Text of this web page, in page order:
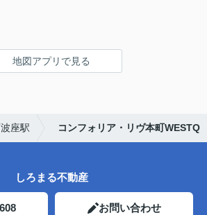
地図アプリで見る
座駅 コンフォリア・リヴ本町WESTQ
しろまる不動産
お問い合わせ